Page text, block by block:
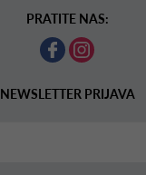
PRATITE NAS:
NEWSLETTER PRIJAVA